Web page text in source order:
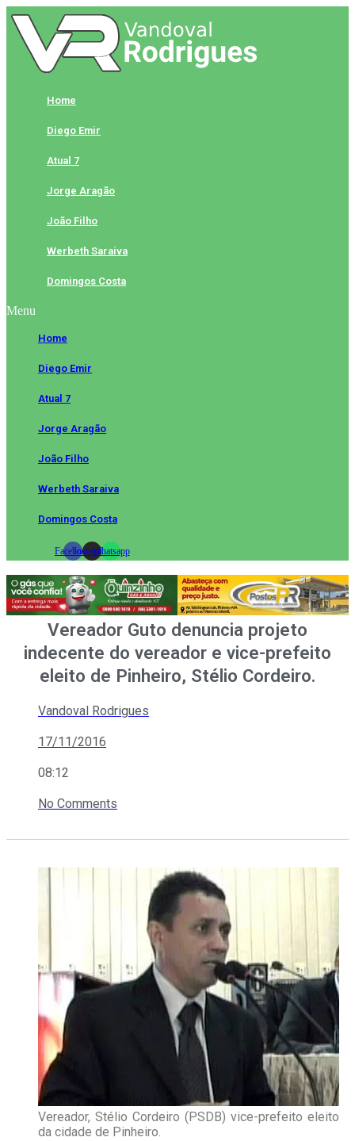
Skip
to
content
Home
Diego Emir
Atual 7
Jorge Aragão
João Filho
Werbeth Saraiva
Domingos Costa
Menu
Home
Diego Emir
Atual 7
Jorge Aragão
João Filho
Werbeth Saraiva
Domingos Costa
FacebookInstagramWhatsapp
Vereador Guto denuncia projeto
indecente do vereador e vice-prefeito
eleito de Pinheiro, Stélio Cordeiro.
Vandoval Rodrigues
17/11/2016
08:12
No Comments
Vereador, Stélio Cordeiro (PSDB) vice-prefeito eleito
da cidade de Pinheiro.